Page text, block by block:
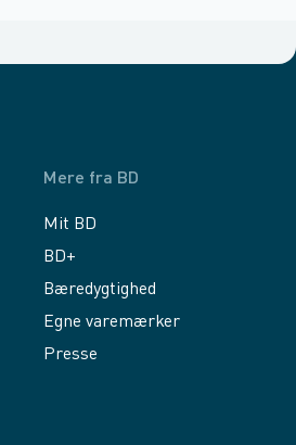
Mere fra BD
Mit BD
BD+
Bæredygtighed
Egne varemærker
Presse